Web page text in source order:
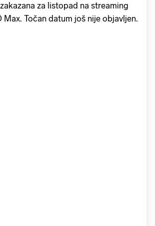
za listopad na streaming
Točan datum još nije objavljen.